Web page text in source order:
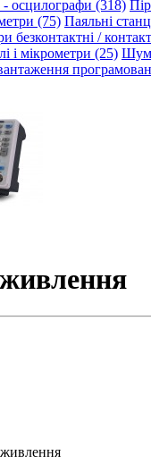
осцилографи (318)
(75) Паяльні
безконтактні /
і мікрометри (25)